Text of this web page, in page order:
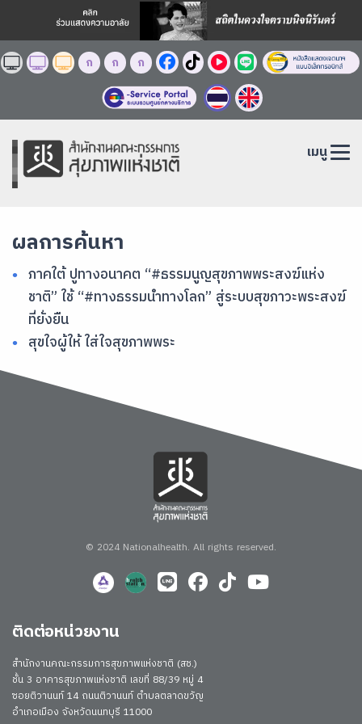
ก ก ก
เมนู
ผลการค้นหา
ภาคใต้ ปูทางอนาคต “#ธรรมนูญสุขภาพพระสงฆ์แห่ง
ชาติ” ใช้ “#ทางธรรมนำทางโลก” สู่ระบบสุขภาวะพระสงฆ์
ที่ยั่งยืน
สุขใจผู้ให้ ใส่ใจสุขภาพพระ
© 2024 Nationalhealth. All rights reserved.
ติดต่อหน่วยงาน
สำนักงานคณะกรรมการสุขภาพแห่งชาติ (สช.)
ชั้น 3 อาคารสุขภาพแห่งชาติ เลขที่ 88/39 หมู่ 4
ซอยติวานนท์ 14 ถนนติวานนท์ ตำบลตลาดขวัญ
อำเภอเมือง จังหวัดนนทบุรี 11000